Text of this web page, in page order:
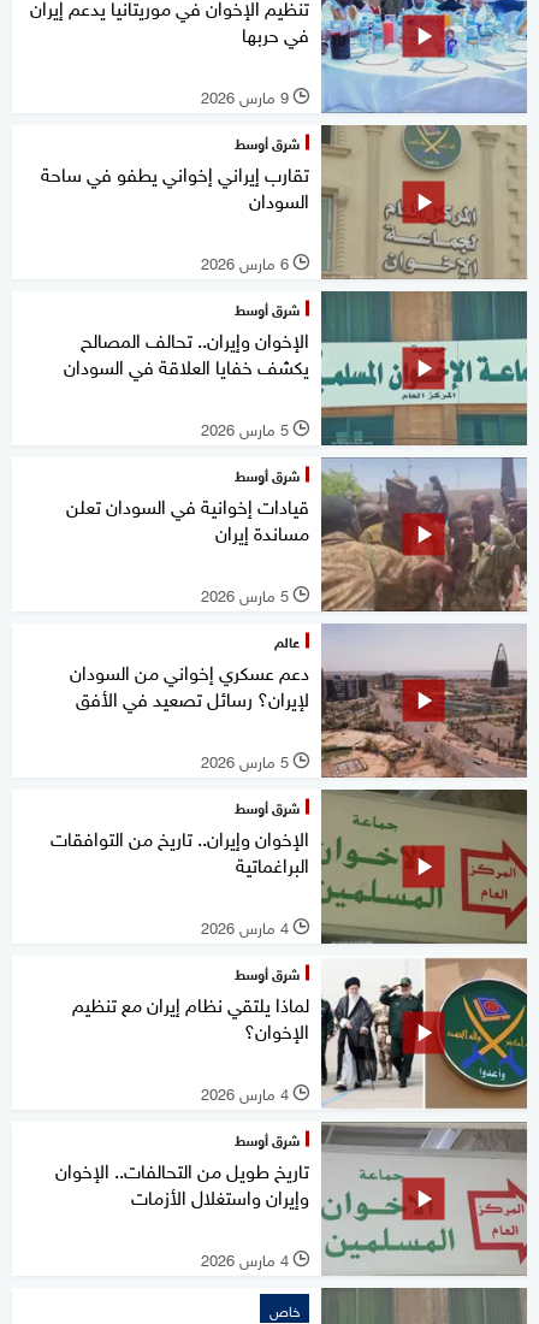
في حربها
l 9 مارس 2026
شرق أوسط
تقارب إيراني إخواني يطفو في ساحة
السودان
l 6 مارس 2026
شرق أوسط
الإخوان وإيران.. تحالف المصالح
يكشف خفايا العلاقة في السودان
l 5 مارس 2026
شرق أوسط
قيادات إخوانية في السودان تعلن
مساندة إيران
l 5 مارس 2026
عالم
دعم عسكري إخواني من السودان
لإيران؟ رسائل تصعيد في الأفق
l 5 مارس 2026
شرق أوسط
الإخوان وإيران.. تاريخ من التوافقات
البراغماتية
l 4 مارس 2026
شرق أوسط
لماذا يلتقي نظام إيران مع تنظيم
الإخوان؟
l 4 مارس 2026
شرق أوسط
تاريخ طويل من التحالفات.. الإخوان
وإيران واستغلال الأزمات
l 4 مارس 2026
خاص